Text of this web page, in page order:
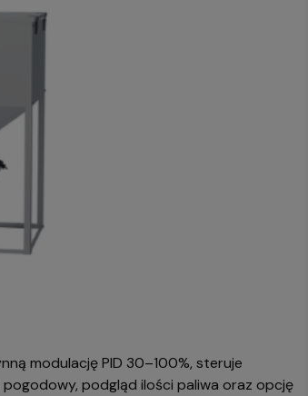
modulację PID 30–100%, steruje
podgląd ilości paliwa oraz opcję